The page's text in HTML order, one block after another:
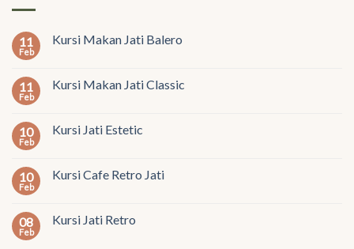
11
Feb
Kursi Makan Jati Balero
11
Feb
Kursi Makan Jati Classic
10
Feb
Kursi Jati Estetic
10
Feb
Kursi Cafe Retro Jati
08
Feb
Kursi Jati Retro